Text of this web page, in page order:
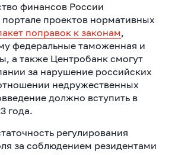
финансов России
проектов нормативных
поправок к законам,
федеральные таможенная и
а также Центробанк смогут
за нарушение российских
недружественных
должно вступить в
года.
регулирования
за соблюдением резидентами